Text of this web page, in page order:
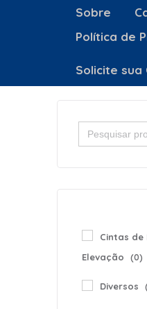
Sobre
Política de
Solicite sua
Search
for:
Cintas de
Elevação
(0)
Diversos